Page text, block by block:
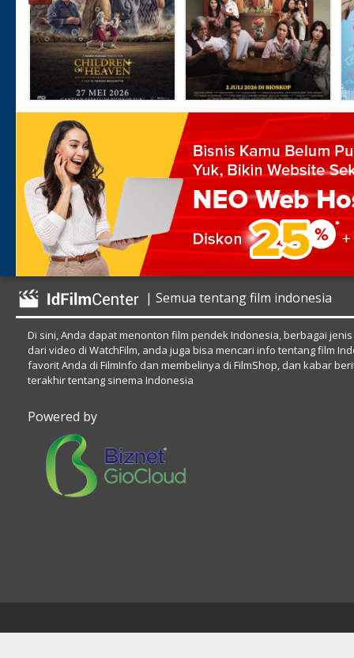
| Semua tentang film indonesia
Di sini, Anda dapat menonton film pendek Indonesia, berbagai
dari video di WatchFilm, anda juga bisa mencari info tentang film
favorit Anda di FilmInfo dan membelinya di FilmShop, dan kabar
terakhir tentang sinema Indonesia
Powered by